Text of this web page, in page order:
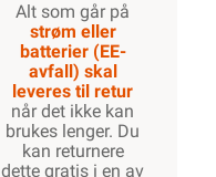
Alt som går på
strøm eller
batterier (EE-
avfall) skal
leveres til retur
når det ikke kan
brukes lenger. Du
kan returnere
dette gratis i en av